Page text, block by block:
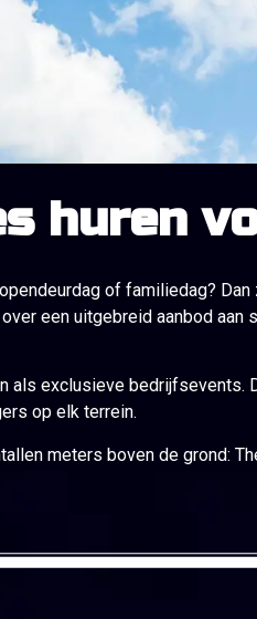
huren
of familiedag?
een uitgebreid aanbod
als exclusieve
op elk terrein.
meters boven de grond: